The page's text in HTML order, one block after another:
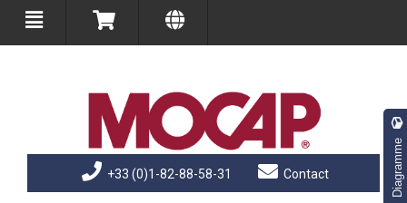
+33 (0)1-82-88-58-31 Contact Diagramme